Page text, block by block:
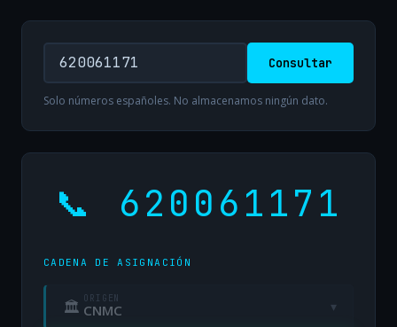
Consultar
Solo números españoles. No almacenamos ningún dato.
📞 620061171
CADENA DE ASIGNACIÓN
🏛 ORIGEN
CNMC ▾